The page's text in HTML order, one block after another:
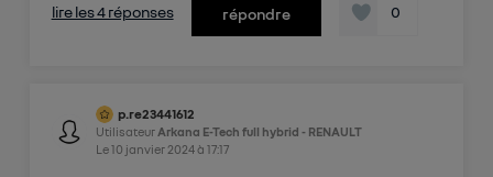
lire les 4 réponses répondre 0
p.re23441612
Utilisateur Arkana E-Tech full hybrid - RENAULT
Le10 janvier 2024à 17:17